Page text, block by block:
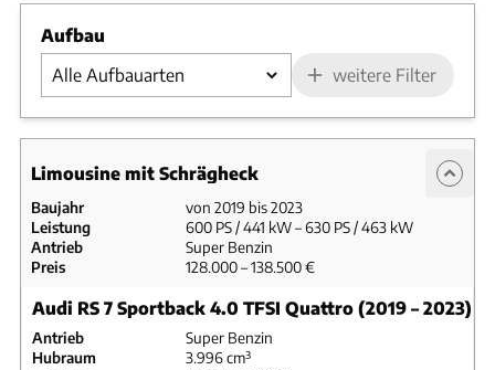
Aufbau
weitere Filter
Limousine mit Schrägheck
Baujahr
von 2019 bis 2023
Leistung
600 PS / 441 kW – 630 PS / 463 kW
Antrieb
Super Benzin
Preis
128.000 – 138.500 €
Audi RS 7 Sportback 4.0 TFSI Quattro (2019 – 2023)
Antrieb
Super Benzin
Hubraum
3.996 cm³